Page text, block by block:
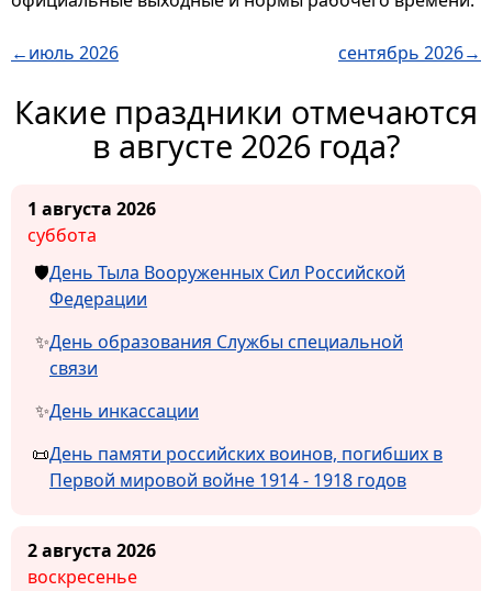
←июль 2026 сентябрь 2026→
Какие праздники отмечаются
в августе 2026 года?
1 августа 2026
суббота
День Тыла Вооруженных Сил Российской
Федерации
День образования Службы специальной
связи
День инкассации
День памяти российских воинов, погибших в
Первой мировой войне 1914 - 1918 годов
2 августа 2026
воскресенье